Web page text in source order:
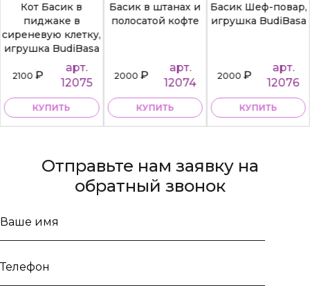
Кот Басик в
пиджаке в
сиреневую клетку,
игрушка BudiBasa
2100₽
арт.
12075
КУПИТЬ
Басик в штанах и
полосатой кофте
2000₽
арт.
12074
КУПИТЬ
Басик Шеф-повар,
игрушка BudiBasa
2000₽
арт.
12076
КУПИТЬ
Отправьте нам заявку на
обратный звонок
Ваше